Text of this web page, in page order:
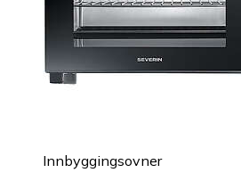
Innbyggingsovner